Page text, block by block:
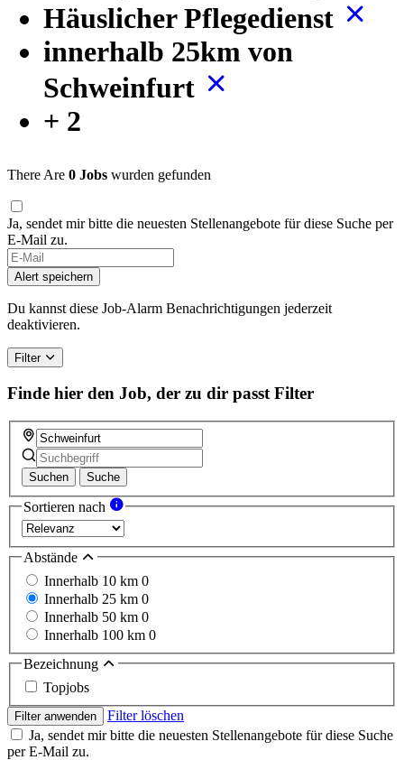
Häuslicher Pflegedienst
innerhalb 25km von
Schweinfurt
+ 2
There Are 0 Jobs wurden gefunden
Ja, sendet mir bitte die neuesten Stellenangebote für diese Suche per
E-Mail zu.
Alert speichern
Du kannst diese Job-Alarm Benachrichtigungen jederzeit
deaktivieren.
Filter
Finde hier den Job, der zu dir passt Filter
Suchen Suche
Sortieren nach
Abstände
Innerhalb 10 km 0
Innerhalb 25 km 0
Innerhalb 50 km 0
Innerhalb 100 km 0
Bezeichnung
Topjobs
Filter anwenden
Filter löschen
Ja, sendet mir bitte die neuesten Stellenangebote für diese Suche
per E-Mail zu.